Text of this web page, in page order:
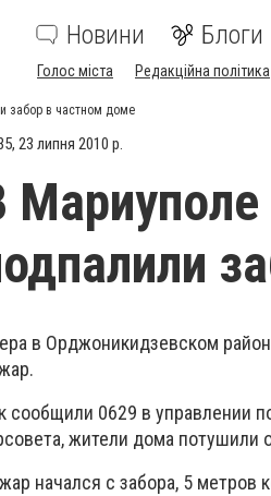
Новини Блоги
Голос міста Редакційна політика
забор в частном доме
23 липня 2010 р.
в Орджоникидзевском
сообщили 0629 в управлении
жители дома потушили
начался с забора, 5 метров